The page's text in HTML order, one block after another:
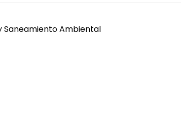
Saneamiento Ambiental